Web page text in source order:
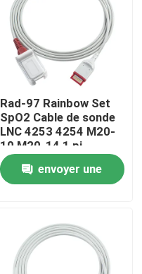
Rad-97 Rainbow Set
SpO2 Cable de sonde
LNC 4253 4254 M20-
10 M20-14 1 pi
envoyer une